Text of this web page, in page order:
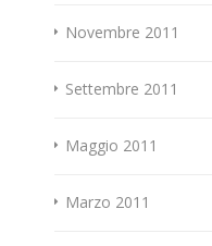
Novembre 2011
Settembre 2011
Maggio 2011
Marzo 2011